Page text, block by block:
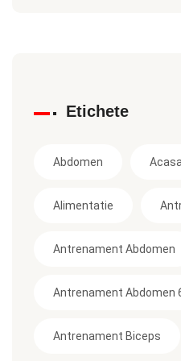
Etichete
Abdomen Acasa
Alimentatie
Antrenament Abdomen
Antrenament Abdomen
Antrenament Biceps